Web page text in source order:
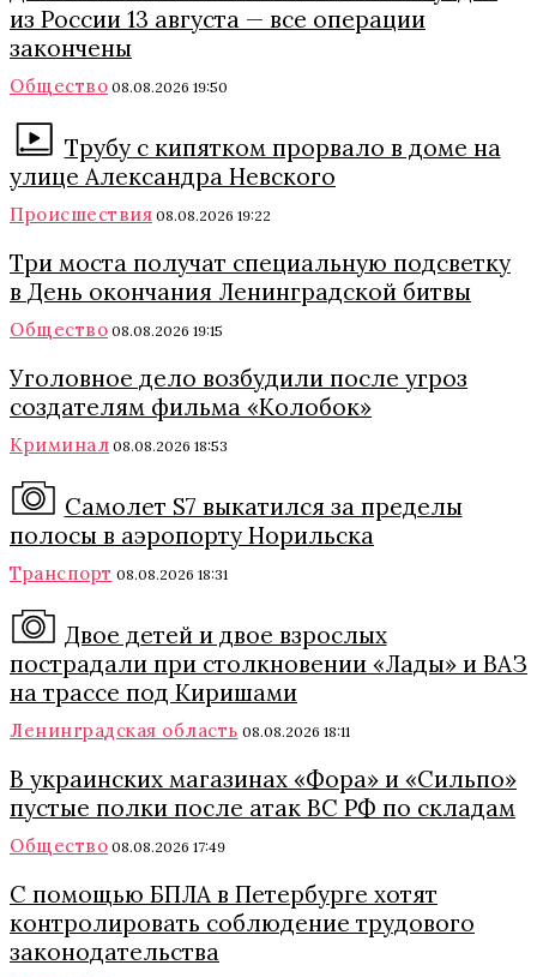
из России 13 августа — все операции
закончены
Общество 08.08.2026 19:50
Трубу с кипятком прорвало в доме на
улице Александра Невского
Происшествия 08.08.2026 19:22
Три моста получат специальную подсветку
в День окончания Ленинградской битвы
Общество 08.08.2026 19:15
Уголовное дело возбудили после угроз
создателям фильма «Колобок»
Криминал 08.08.2026 18:53
Самолет S7 выкатился за пределы
полосы в аэропорту Норильска
Транспорт 08.08.2026 18:31
Двое детей и двое взрослых
пострадали при столкновении «Лады» и ВАЗ
на трассе под Киришами
Ленинградская область 08.08.2026 18:11
В украинских магазинах «Фора» и «Сильпо»
пустые полки после атак ВС РФ по складам
Общество 08.08.2026 17:49
С помощью БПЛА в Петербурге хотят
контролировать соблюдение трудового
законодательства